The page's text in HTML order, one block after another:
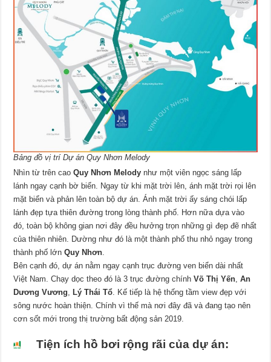
Bảng đồ vị trí Dự án Quy Nhơn Melody
Nhìn từ trên caoQuy Nhơn Melody như một viên ngọc sáng lấp
lánh ngay cạnh bờ biển. Ngay từ khi mặt trời lên, ánh mặt trời rọi lên
mặt biển và phản lên toàn bộ dự án. Ánh mặt trời ấy sáng chói lấp
lánh đẹp tựa thiên đường trong lòng thành phố. Hơn nữa dựa vào
đó, toàn bộ không gian nơi đây đều hưởng trọn những gì đẹp đẽ nhất
của thiên nhiên. Dường như đó là một thành phố thu nhỏ ngay trong
thành phố lớnQuy Nhơn
Bên cạnh đó, dự án nằm ngay cạnh trục đường ven biển dài nhất
Việt Nam. Chạy dọc theo đó là 3 trục đường chínhVõ Thị Yến ,An
Dương Vương ,Lý Thái Tổ . Kế tiếp là hệ thống tầm view đẹp với
sông nước hoàn thiện. Chính vì thế mà nơi đây đã và đang tạo nên
cơn sốt mới trong thị trường bất động sản 2019.
Tiện ích hồ bơi rộng rãi của dự án: